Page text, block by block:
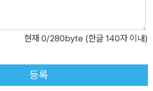
지 않은 개발자라면 내용이 다소 어려울 수
본적인 메커니즘에 대한 이해가 필요하다면
『이클립스 SWT』, 『이클립스 RCP』, 『이
』 등 이클립스 플러그인 개발 기본서를 참고
JFace 마법사 생성법과 공통 탐색기 프레
하는 방법을 설명한 다음, 패키지 탐색기
프로젝트 콘텐츠를 트리 뷰로 표시해본
현재 0/280byte (한글 140자 이내)
등록